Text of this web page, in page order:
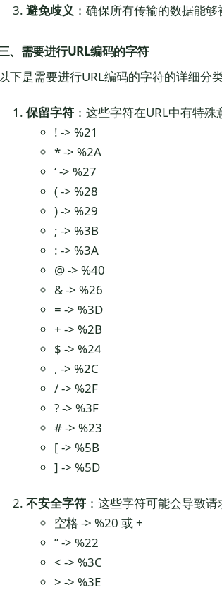
避免歧义 ：确保所有传输的数据能够
、需要进行URL编码的字符
下是需要进行URL编码的字符的详细分
保留字符 ：这些字符在URL中有特
! -> %21
* -> %2A
‘ -> %27
( -> %28
) -> %29
; -> %3B
: -> %3A
@ -> %40
& -> %26
= -> %3D
+ -> %2B
$ -> %24
, -> %2C
/ -> %2F
? -> %3F
# -> %23
[ -> %5B
] -> %5D
不安全字符 ：这些字符可能会导致请
空格 -> %20 或 +
” -> %22
< -> %3C
> -> %3E